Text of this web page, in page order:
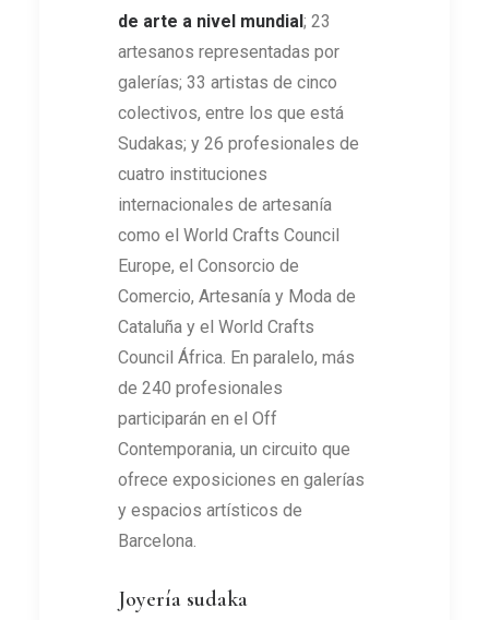
de arte a nivel mundial; 23
artesanos representadas por
galerías; 33 artistas de cinco
colectivos, entre los que está
Sudakas; y 26 profesionales de
cuatro instituciones
internacionales de artesanía
como el World Crafts Council
Europe, el Consorcio de
Comercio, Artesanía y Moda de
Cataluña y el World Crafts
Council África. En paralelo, más
de 240 profesionales
participarán en el Off
Contemporania, un circuito que
ofrece exposiciones en galerías
y espacios artísticos de
Barcelona.
Joyería sudaka